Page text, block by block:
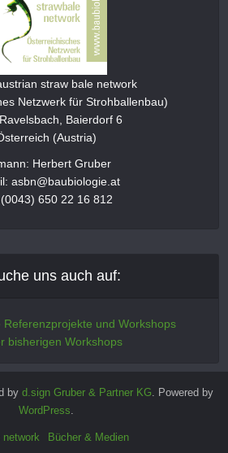
straw bale network
Netzwerk für Strohballenbau)
Baierdorf 6
(Austria)
Herbert Gruber
asbn@baubiologie.at
650 22 16 812
uns auch auf:
Referenzprojekte und Workshops
bisherigen Workshops
by d.sign Gruber & Partner KG. Powered by
WordPress.
Bücher & Medien